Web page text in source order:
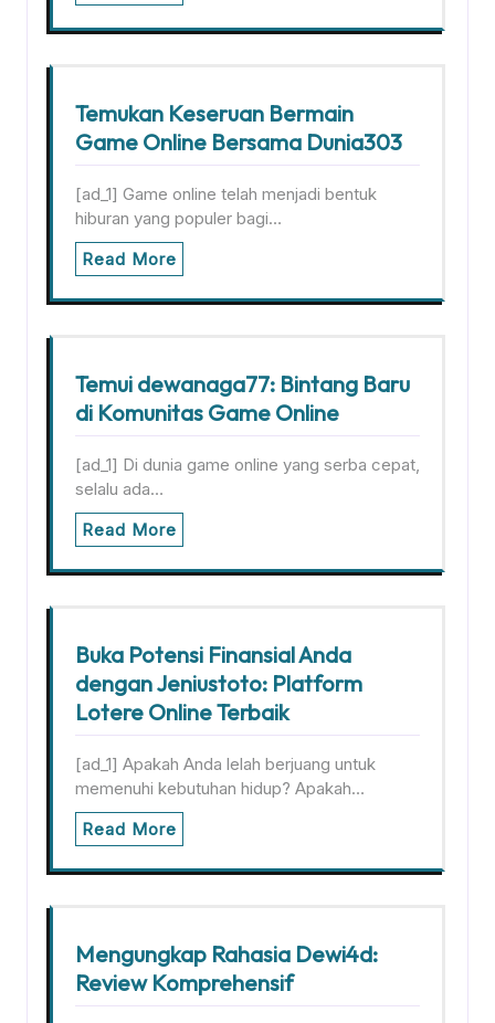
Temukan Keseruan Bermain
Game Online Bersama Dunia303
[ad_1] Game online telah menjadi bentuk
hiburan yang populer bagi…
Read More
Temui dewanaga77: Bintang Baru
di Komunitas Game Online
[ad_1] Di dunia game online yang serba cepat,
selalu ada…
Read More
Buka Potensi Finansial Anda
dengan Jeniustoto: Platform
Lotere Online Terbaik
[ad_1] Apakah Anda lelah berjuang untuk
memenuhi kebutuhan hidup? Apakah…
Read More
Mengungkap Rahasia Dewi4d:
Review Komprehensif